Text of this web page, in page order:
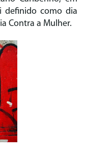
definido como dia
Contra a Mulher.